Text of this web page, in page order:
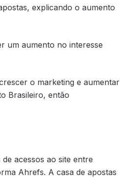
explicando o aumento
um aumento no interesse
o marketing e aumentar
Brasileiro, então
acessos ao site entre
Ahrefs. A casa de apostas